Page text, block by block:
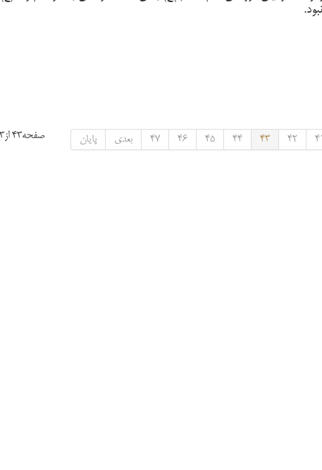
صفحه43 از53 42
43
44
45
46
47 بعدی پایان